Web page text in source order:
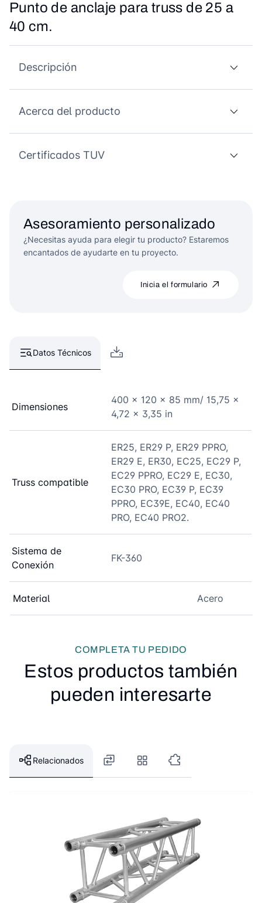
Punto de anclaje para truss de 25 a
40 cm.
Descripción
Acerca del producto
Certificados TUV
Asesoramiento personalizado
¿Necesitas ayuda para elegir tu producto? Estaremos
encantados de ayudarte en tu proyecto.
Inicia el formulario
Datos Técnicos
Dimensiones
400 x 120 x 85 mm/ 15,75 x
4,72 x 3,35 in
Truss compatible
ER25, ER29 P, ER29 PPRO,
ER29 E, ER30, EC25, EC29 P,
EC29 PPRO, EC29 E, EC30,
EC30 PRO, EC39 P, EC39
PPRO, EC39E, EC40, EC40
PRO, EC40 PRO2.
Sistema de
Conexión
FK-360
Material Acero
COMPLETA TU PEDIDO
Estos productos también
pueden interesarte
Relacionados